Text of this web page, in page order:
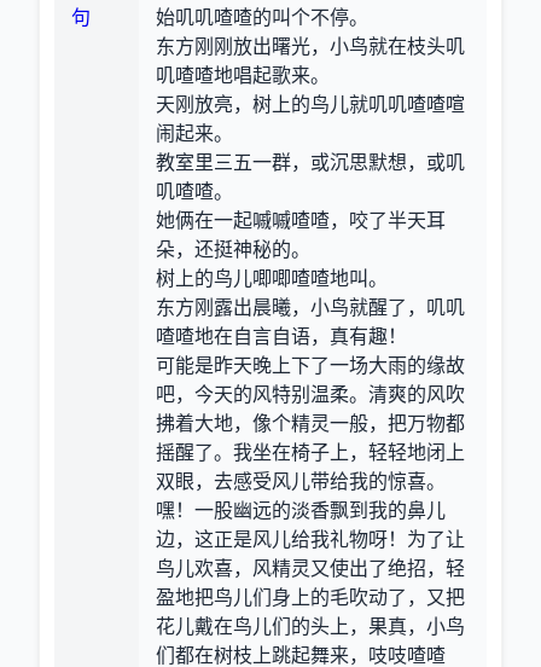
句
始叽叽喳喳的叫个不停。
东方刚刚放出曙光，小鸟就在枝头叽
叽喳喳地唱起歌来。
天刚放亮，树上的鸟儿就叽叽喳喳喧
闹起来。
教室里三五一群，或沉思默想，或叽
叽喳喳。
她俩在一起嘁嘁喳喳，咬了半天耳
朵，还挺神秘的。
树上的鸟儿唧唧喳喳地叫。
东方刚露出晨曦，小鸟就醒了，叽叽
喳喳地在自言自语，真有趣！
可能是昨天晚上下了一场大雨的缘故
吧，今天的风特别温柔。清爽的风吹
拂着大地，像个精灵一般，把万物都
摇醒了。我坐在椅子上，轻轻地闭上
双眼，去感受风儿带给我的惊喜。
嘿！一股幽远的淡香飘到我的鼻儿
边，这正是风儿给我礼物呀！为了让
鸟儿欢喜，风精灵又使出了绝招，轻
盈地把鸟儿们身上的毛吹动了，又把
花儿戴在鸟儿们的头上，果真，小鸟
们都在树枝上跳起舞来，吱吱喳喳